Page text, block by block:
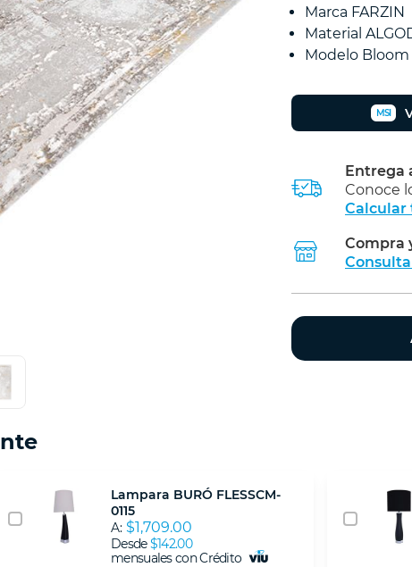
Marca FARZIN
Material
Modelo Bloom
MSI
Entrega
Conoce
Calcular
Compra
Lampara BURÓ FLESSCM-
0115
A: $1,709.00
Desde$142.00
mensuales con Crédito